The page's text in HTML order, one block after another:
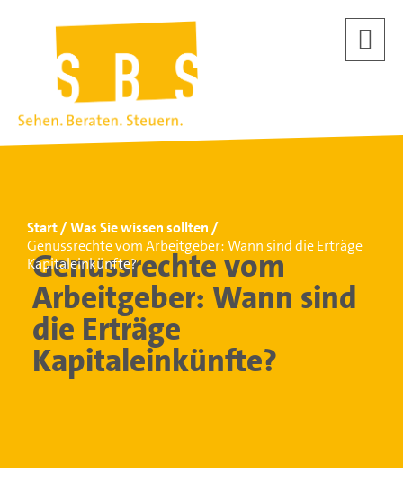
Start
Was Sie wissen sollten
Genussrechte vom Arbeitgeber: Wann sind die Erträge
Kapitaleinkünfte?
Genussrechte vom
Arbeitgeber: Wann sind
die Erträge
Kapitaleinkünfte?